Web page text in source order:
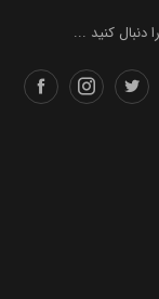
دنبال کنید ...